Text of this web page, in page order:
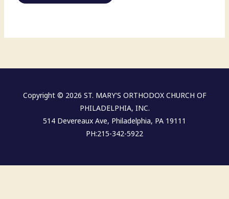
Copyright © 2026 ST. MARY'S ORTHODOX CHURCH OF
PHILADELPHIA, INC.
514 Devereaux Ave, Philadelphia, PA 19111
PH:215-342-5922